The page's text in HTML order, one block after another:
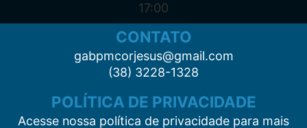
17:00
CONTATO
gabpmcorjesus@gmail.com
(38) 3228-1328
POLÍTICA DE PRIVACIDADE
Acesse nossa política de privacidade para mais